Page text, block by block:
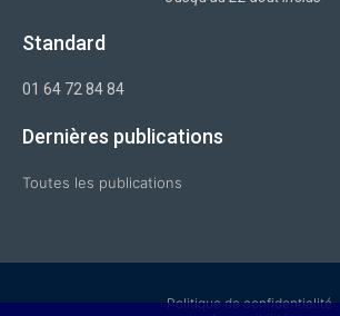
Standard
01 64 72 84 84
Dernières publications
Toutes les publications
Politique de confidentialité